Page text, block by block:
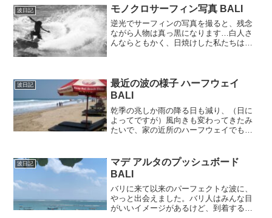
た。詳しくはこちら↓ハーフボード 漂流
記 BALIバリ島南部...
波日記 モノクロサーフィン写真 BALI
逆光でサーフィンの写真を撮ると、残念
ながら人物は真っ黒になります…白人さ
んならともかく、日焼けした私たちはな
波日記
最近の波の様子 ハーフウェイ
BALI
乾季の兆しか雨の降る日も減り、（日に
よってですが）風向きも変わってきたみ
たいで、家の近所のハーフウェイでもサ
ベスト（らしい）です。「BALIなのにビ
ーチでサーフィン？」...
波日記
マデ アルタのプッシュボード
BALI
バリに来て以来のパーフェクトな波に、
やっと出会えました。バリ人はみんな目
がいいイメージがあるけど、到着するな